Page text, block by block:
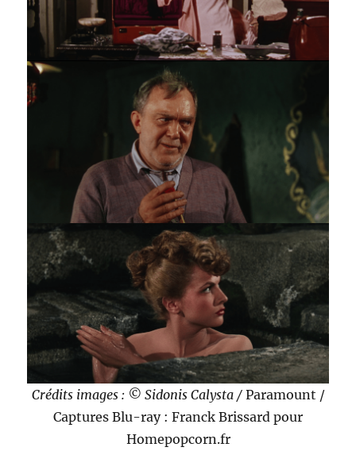
Crédits images : © Sidonis Calysta / Paramount /
Captures Blu-ray : Franck Brissard pour
Homepopcorn.fr